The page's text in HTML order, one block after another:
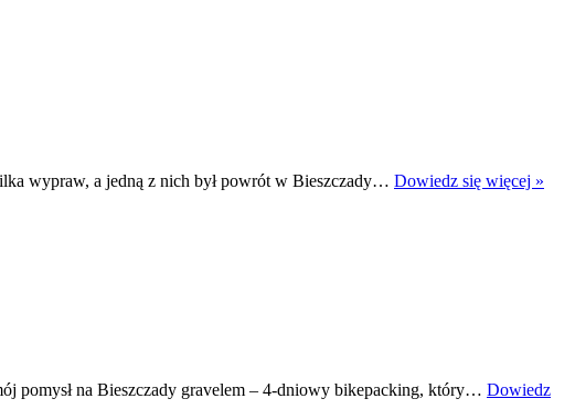
wypraw, a jedną z nich był powrót w Bieszczady… Dowiedz się więcej »
pomysł na Bieszczady gravelem – 4-dniowy bikepacking, który… Dowiedz